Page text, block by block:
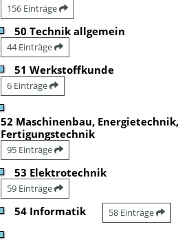
156 Einträge
50 Technik allgemein
44 Einträge
51 Werkstoffkunde
6 Einträge
52 Maschinenbau, Energietechnik,
Fertigungstechnik
95 Einträge
53 Elektrotechnik
59 Einträge
54 Informatik 58 Einträge